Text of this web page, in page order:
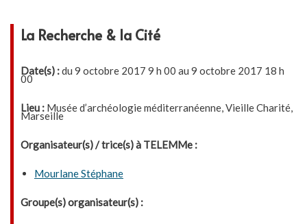
La Recherche & la Cité
Date(s) :du 9 octobre 2017 9 h 00 au 9 octobre 2017 18 h
00
Lieu : Musée d’archéologie méditerranéenne, Vieille Charité,
Marseille
Organisateur(s) / trice(s) à TELEMMe :
Mourlane Stéphane
Groupe(s) organisateur(s) :